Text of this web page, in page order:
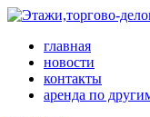
главная
новости
контакты
аренда по